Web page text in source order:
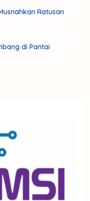
Ratusan
di Pantai